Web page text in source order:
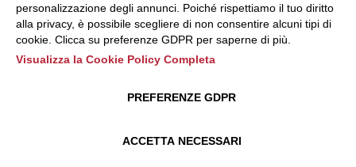
personalizzazione degli annunci. Poiché rispettiamo il tuo diritto
alla privacy, è possibile scegliere di non consentire alcuni tipi di
cookie. Clicca su preferenze GDPR per saperne di più.
Visualizza la Cookie Policy Completa
ACCETTA NECESSARI
PREFERENZE GDPR